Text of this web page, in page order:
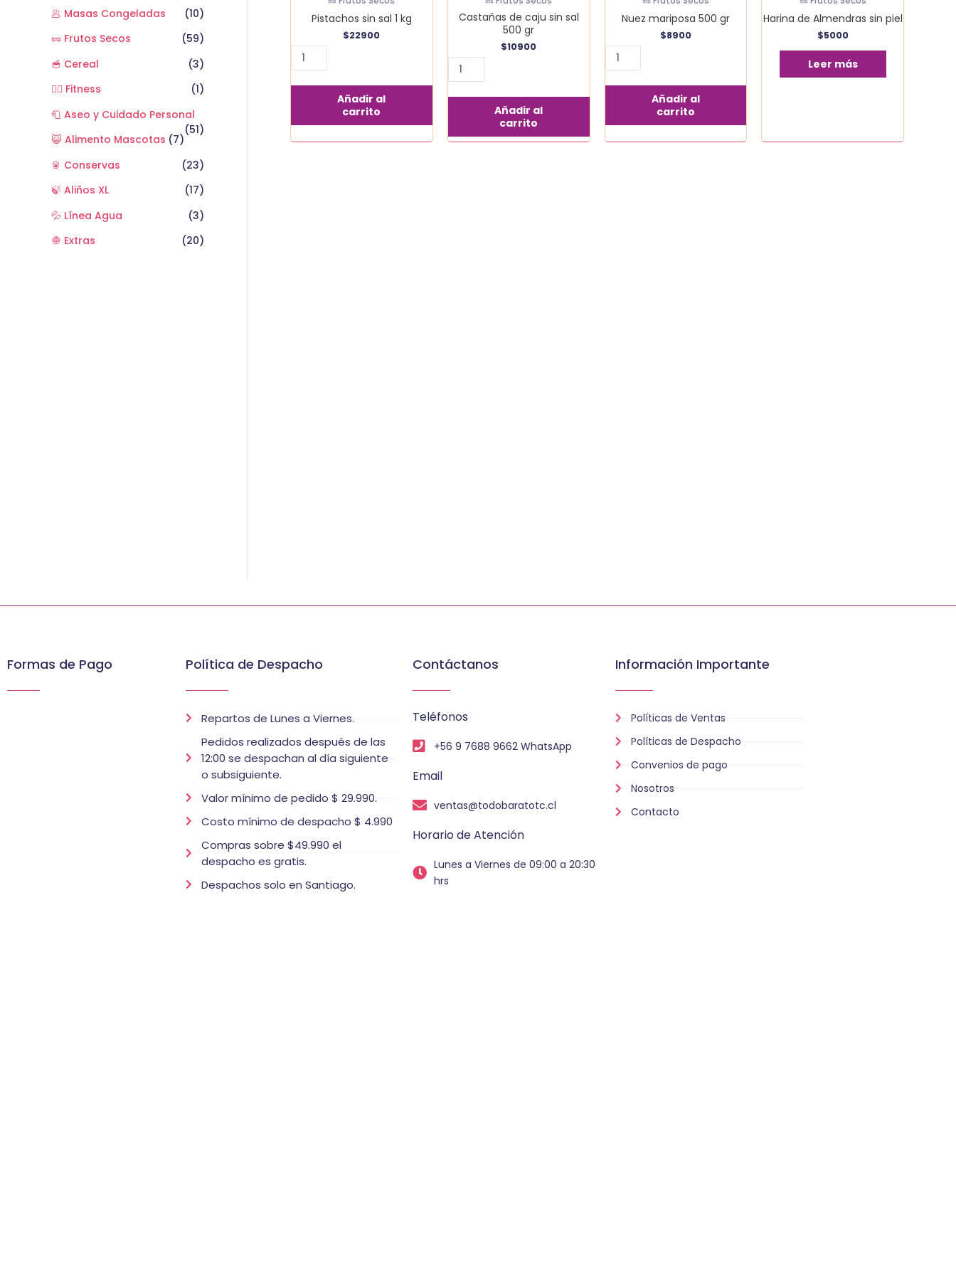
🥟 Masas Congeladas
(10)
🥜 Frutos Secos
(59)
🥣 Cereal
(3)
🏋️‍♂️ Fitness
(1)
🧻 Aseo y Cuidado Personal
(51)
😺 Alimento Mascotas (7)
🥫 Conservas
(23)
🍃 Aliños XL
(17)
💦 Línea Agua
(3)
🧅 Extras
(20)
Pistachos sin sal 1 kg
$22900
Añadir al
carrito
Castañas de caju sin sal
500 gr
$10900
Añadir al
carrito
Nuez mariposa 500 gr
$8900
Añadir al
carrito
Harina de Almendras sin piel
$5000
Leer más
Formas de Pago Política de Despacho
Repartos de Lunes a Viernes.
Pedidos realizados después de las
12:00 se despachan al día siguiente
o subsiguiente.
Valor mínimo de pedido $ 29.990.
Costo mínimo de despacho $ 4.990
Compras sobre $49.990 el
despacho es gratis.
Despachos solo en Santiago.
Contáctanos
Teléfonos
+56 9 7688 9662 WhatsApp
Email
ventas@todobaratotc.cl
Horario de Atención
Lunes a Viernes de 09:00 a 20:30
hrs
Información Importante
Políticas de Ventas
Políticas de Despacho
Convenios de pago
Nosotros
Contacto